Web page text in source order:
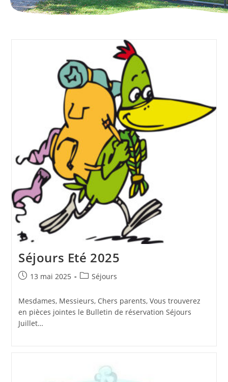
Séjours Eté 2025
Publication
13 mai 2025
PostSéjours
Mesdames, Messieurs, Chers parents, Vous trouverez
en pièces jointes le Bulletin de réservation Séjours
Juillet…